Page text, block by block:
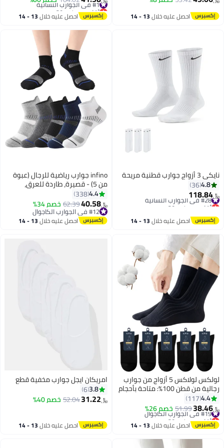
احصل عليه خلال 13 - 14
أقل سعر في 30 يوم
#1 في الجوارب النسائية احصل عليه خلال 13 - 14
نايكي 3 أزواج جوارب قطنية مريحة
4.8
36
﷼‏118.84
#28 في الجوارب النسائية
أقل سعر في 30 يوم
#28 في الجوارب النسائية
احصل عليه خلال 13 - 14
4
infino جوارب رياضية للرجال (عبوة
من 5) - قصيرة، طاردة للعرق،
مقاومة للرائحة، مريحة لكل الفصول
- مثالية لأنماط الحياة النشطة،
الجري والاستخدام اليومي - الجوارب
المثالية لمجموعة الرجال
4.4
338
﷼‏40.58
62.39خصم 34%
#12 في الجوارب الكاجوال
#12 في الجوارب الكاجوال احصل عليه خلال 13 - 14
لولكس لولاكس 5 أزواج من جوارب
رجالية من قطن 100%: متاحة بأحجام
عادية وسمك عادي، 5 أزواج في كل
عبوة، تتميز بخطوط عمودية أنيقة
باللون الأسود النقي، مثالية لل着
يوميًّا والألعاب الرياضية والمواقف
المريحة.
4.4
117
﷼‏38.46
51.99خصم 26% #19 في الجوارب الكاجوال
أقل سعر في 30 يوم
#19 في الجوارب الكاجوال احصل عليه خلال 13 - 14
اغسطس
امريكان ايجل جوارب مخفية قطع
3.8
6
﷼‏31.22
52.04خصم 40%
احصل عليه خلال 13 - 14
اغسطس